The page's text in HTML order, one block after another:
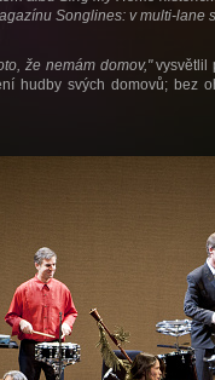
Songlines: v multi-lane
že nemám domov,"vysvětlil
hudby svých domovů; bez